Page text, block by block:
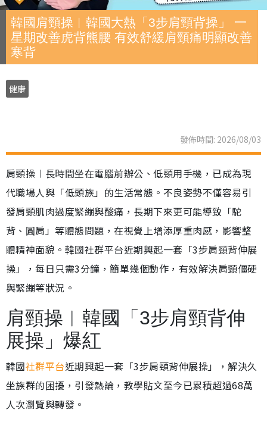
韓國肩頸操︱韓國大熱「3步肩頸背操」 一
星期改善虎背熊腰 有效舒緩肩頸痛明顯改善
寒背
健康
發佈時間: 2026/08/03
肩頸操︱長時間坐在電腦前辦公、低頸用手機，已成為現
代職場人與「低頭族」的生活常態。不良姿勢不僅容易引
發肩頸肌肉過度緊繃與酸痛，長期下來更可能導致「駝
背、圓肩」等體態問題，在視覺上增添厚重肉感，影響整
體精神面貌。韓國社群平台近期興起一套「3步肩頸背伸展
操」，每日只需3分鐘，簡單幾個動作，有效解決肩頸僵硬
與緊繃等狀況。
肩頸操︱韓國「3步肩頸背伸
展操」爆紅
韓國社群平台近期興起一套「3步肩頸背伸展操」，解決久
坐族群的困擾，引發熱論，教學貼文至今已累積超過68萬
人次瀏覽與轉發。